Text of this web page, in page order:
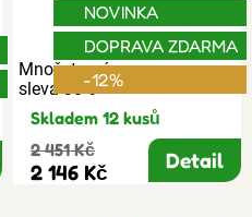
Množstevní
sleva 30%
NOVINKA
DOPRAVA ZDARMA
-12%
Skladem 12 kusů
2 451 Kč
2 146 Kč Detail